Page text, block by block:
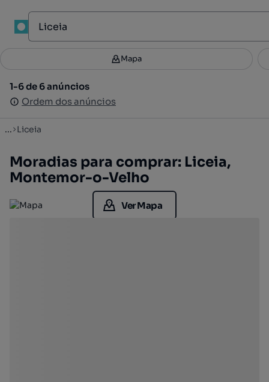
Filtros 2
1-6 de 6 anúncios
Ordem dos anúncios
Mapa
1-6 de 6 anúncios
Ordem dos anúncios
... Liceia
Moradias para comprar: Liceia,
Montemor-o-Velho
Ver Mapa